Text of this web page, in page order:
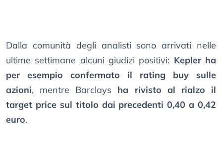
Dalla comunità degli analisti sono arrivati nelle
ultime settimane alcuni giudizi positivi: Kepler ha
per esempio confermato il rating buy sulle
azioni, mentre Barclays ha rivisto al rialzo il
target price sul titolo dai precedenti 0,40 a 0,42
euro.